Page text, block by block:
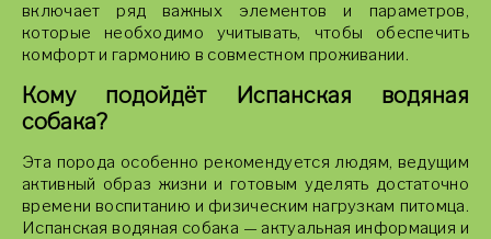
включает ряд важных элементов и параметров,
которые необходимо учитывать, чтобы обеспечить
комфорт и гармонию в совместном проживании.
Кому подойдёт Испанская водяная
собака?
Эта порода особенно рекомендуется людям, ведущим
активный образ жизни и готовым уделять достаточно
времени воспитанию и физическим нагрузкам питомца.
Испанская водяная собака — актуальная информация и